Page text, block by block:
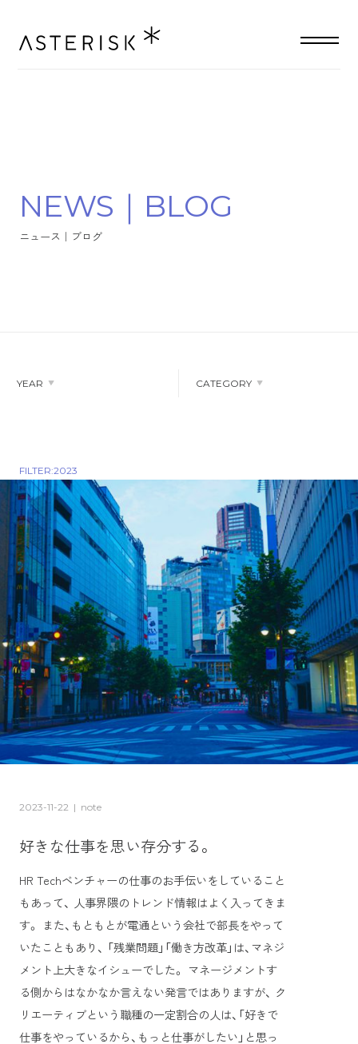
NEWS ｜ BLOG
ニュース ｜ ブロ グ
YEAR CATEGORY
FILTER:2023
2023-11-22 | note
好きな仕事を思い存分する。
HR Techベンチャーの仕事のお手伝いをしていること
もあって、 人事界隈のトレンド情報はよく入ってきま
す。 また、もともとが電通という会社で部長をやって
いたこともあり、 「残業問題」「働き方改革」は、マネジ
メント上大きなイシューでした。 マネージメントす
る側からはなかなか言えない発言ではありますが、 ク
リエーティブという職種の一定割合の人は、「好きで
仕事をやっているから、もっと仕事がしたい」と思っ